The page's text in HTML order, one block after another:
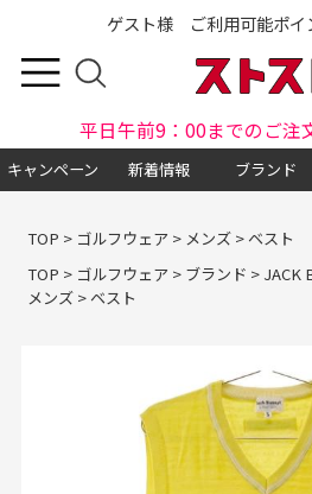
ゲスト様 ご利用可能ポイ
平日午前9：00までのご注
キャンペーン 新着情報 ブランド
TOP > ゴルフウェア > メンズ> ベスト
TOP > ゴルフウェア > ブランド > JACK
メンズ> ベスト